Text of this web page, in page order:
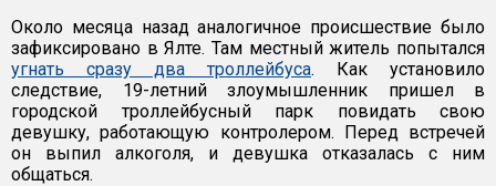
Около месяца назад аналогичное происшествие было
зафиксировано в Ялте. Там местный житель попытался
угнать сразу два троллейбуса. Как установило
следствие, 19-летний злоумышленник пришел в
городской троллейбусный парк повидать свою
девушку, работающую контролером. Перед встречей
он выпил алкоголя, и девушка отказалась с ним
общаться.